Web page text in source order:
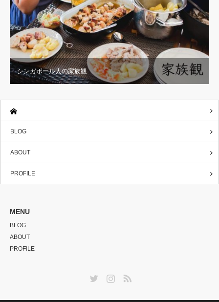
シンガポール人の家族観
BLOG
ABOUT
PROFILE
MENU
BLOG
ABOUT
PROFILE